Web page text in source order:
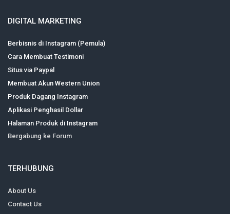
DIGITAL MARKETING
Berbisnis di Instagram (Pemula)
Cara Membuat Testimoni
Situs via Paypal
Membuat Akun Western Union
Produk Dagang Instagram
Aplikasi Penghasil Dollar
Halaman Produk di Instagram
Bergabung ke Forum
TERHUBUNG
About Us
Contact Us